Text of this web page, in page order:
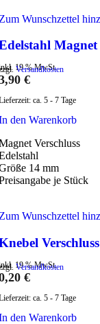
Wunschzettel
Magnet
19 % MwSt.
Versandkosten
€
ca. 5 - 7 Tage
den Warenkorb
Verschluss
14 mm
je Stück
Wunschzettel
Verschluss
19 % MwSt.
Versandkosten
€
ca. 5 - 7 Tage
den Warenkorb